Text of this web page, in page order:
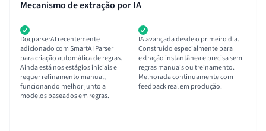
Mecanismo de extração por IA
DocparserAI recentemente
adicionado com SmartAI Parser
para criação automática de regras.
Ainda está nos estágios iniciais e
requer refinamento manual,
funcionando melhor junto a
modelos baseados em regras.
IA avançada desde o primeiro dia.
Construído especialmente para
extração instantânea e precisa sem
regras manuais ou treinamento.
Melhorada continuamente com
feedback real em produção.